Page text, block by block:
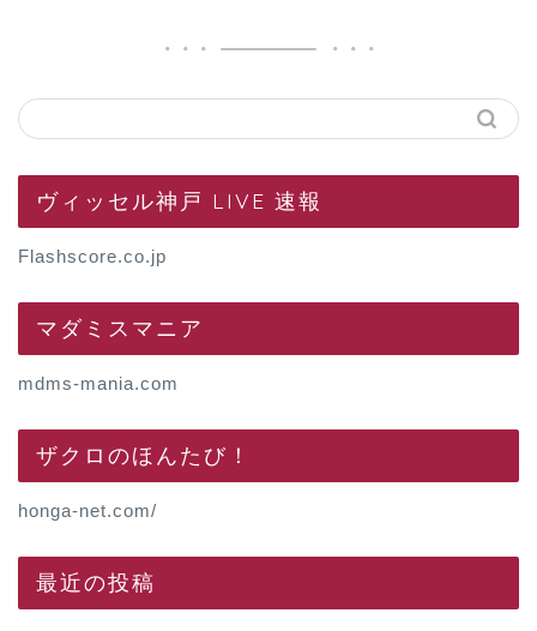
ヴィッセル神戸 LIVE 速報
Flashscore.co.jp
マダミスマニア
mdms-mania.com
ザクロのほんたび！
honga-net.com/
最近の投稿